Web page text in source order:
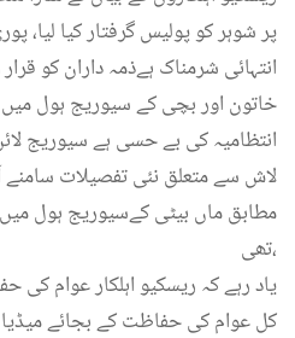
پر شوہر کو پولیس گرفتار کیا لیا،
انتہائی شرمناک ہےذمہ داران کو
خاتون اور بچی کے سیوریج ہول
انتظامیہ کی بے حسی ہے سیوریج
لاش سے متعلق نئی تفصیلات
مطابق ماں بیٹی کےسیوریج ہول
تھی،
یاد رہے کہ ریسکیو اہلکار عوام کی
کل عوام کی حفاظت کے بجائے